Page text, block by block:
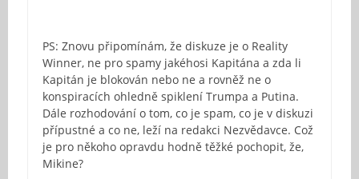
PS: Znovu připomínám, že diskuze je o Reality
Winner, ne pro spamy jakéhosi Kapitána a zda li
Kapitán je blokován nebo ne a rovněž ne o
konspiracích ohledně spiklení Trumpa a Putina.
Dále rozhodování o tom, co je spam, co je v diskuzi
přípustné a co ne, leží na redakci Nezvědavce. Což
je pro někoho opravdu hodně těžké pochopit, že,
Mikine?